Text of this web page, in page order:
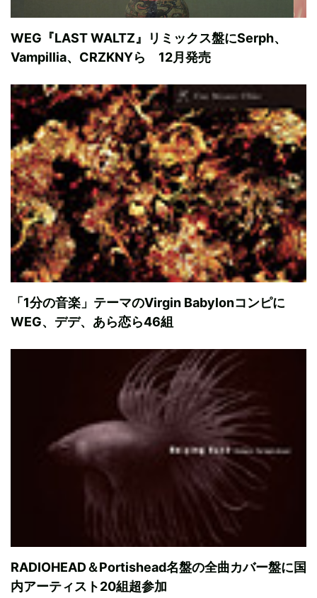
WEG『LAST WALTZ』リミックス盤にSerph、
Vampillia、CRZKNYら 12月発売
「1分の音楽」テーマのVirgin Babylonコンピに
WEG、デデ、あら恋ら46組
RADIOHEAD＆Portishead名盤の全曲カバー盤に国
内アーティスト20組超参加